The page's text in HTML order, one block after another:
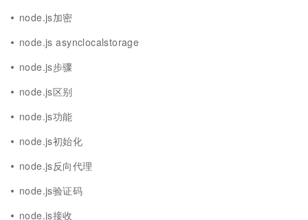
node.js加密
node.js asynclocalstorage
node.js步骤
node.js区别
node.js功能
node.js初始化
node.js反向代理
node.js验证码
node.js接收